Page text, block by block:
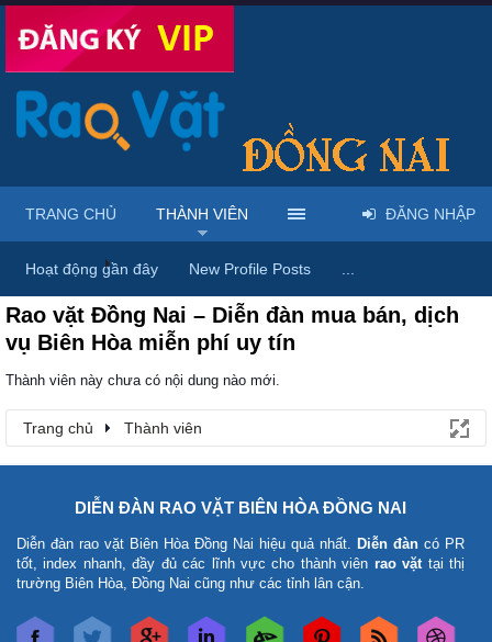
Trang chủ Thành viên
Rao vặt Đồng Nai – Diễn đàn mua bán, dịch
vụ Biên Hòa miễn phí uy tín
Thành viên này chưa có nội dung nào mới.
Trang chủ Thành viên
TRANG CHỦ THÀNH VIÊN
Hoạt động gần đây New Profile Posts
ĐĂNG NHẬP
DIỄN ĐÀN RAO VẶT BIÊN HÒA ĐỒNG NAI
Diễn đàn rao vặt Biên Hòa Đồng Nai hiệu quả nhất. Diễn đàn có PR
tốt, index nhanh, đầy đủ các lĩnh vực cho thành viên rao vặttại thị
trường Biên Hòa, Đồng Nai cũng như các tỉnh lân cận.